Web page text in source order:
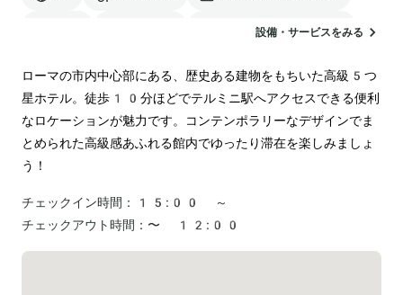
電気自動車の充電スタンド
設備・サービスをみる
ローマの市内中心部にある、歴史ある建物をもちいた高級5つ
星ホテル。徒歩10分ほどでテルミニ駅へアクセスできる便利
なロケーションが魅力です。コンテンポラリーなデザインでま
とめられた高級感あふれる館内でゆったり滞在を楽しみましょ
う！
チェックイン時間：
15:00 ～
チェックアウト時間： 〜 12:00